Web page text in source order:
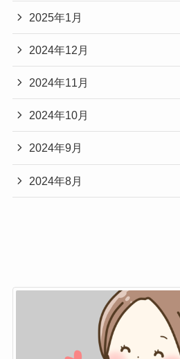
2025年1月
2024年12月
2024年11月
2024年10月
2024年9月
2024年8月